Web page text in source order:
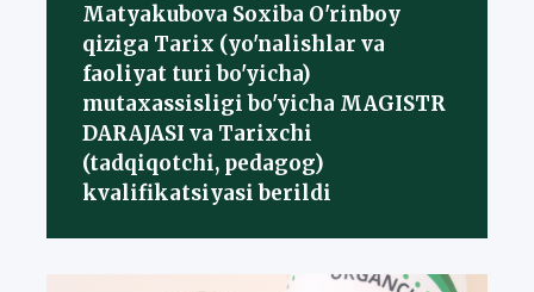
Matyakubova Soxiba O'rinboy
qiziga Tarix (yo'nalishlar va
faoliyat turi bo'yicha)
mutaxassisligi bo'yicha MAGISTR
DARAJASI va Tarixchi
(tadqiqotchi, pedagog)
kvalifikatsiyasi berildi